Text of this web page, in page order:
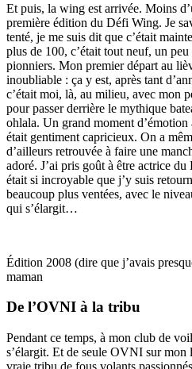
Et puis, la wing est arrivée. Moins
première édition du Défi Wing. Je
tenté, je me suis dit que c’était
plus de 100, c’était tout neuf, un
pionniers. Mon premier départ au
inoubliable : ça y est, après tant
c’était moi, là, au milieu, avec mon
pour passer derrière le mythique
ohlala. Un grand moment d’émotion
était gentiment capricieux. On a
d’ailleurs retrouvée à faire une
adoré. J’ai pris goût à être actrice
était si incroyable que j’y suis
beaucoup plus ventées, avec le
qui s’élargit…
Édition 2008 (dire que j’avais
maman
De l’OVNI à la tribu
Pendant ce temps, à mon club de
s’élargit. Et de seule OVNI sur mon
vraie tribu de fous volants